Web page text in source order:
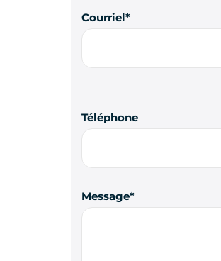
Courriel
Téléphone
Message